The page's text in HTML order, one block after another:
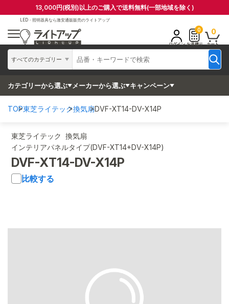
13,000円(税別)以上のご購入で送料無料(一部地域を除く)
LED・照明器具なら激安通販販売のライトアップ
すべてのカテゴリー
ログイン
0
お見積り
0
カート
カテゴリーから選ぶ メーカーから選ぶ キャンペーン
TOP東芝ライテック換気扇DVF-XT14-DV-X14P
東芝ライテック 換気扇
インテリアパネルタイプ(DVF-XT14+DV-X14P)
DVF-XT14-DV-X14P
比較する